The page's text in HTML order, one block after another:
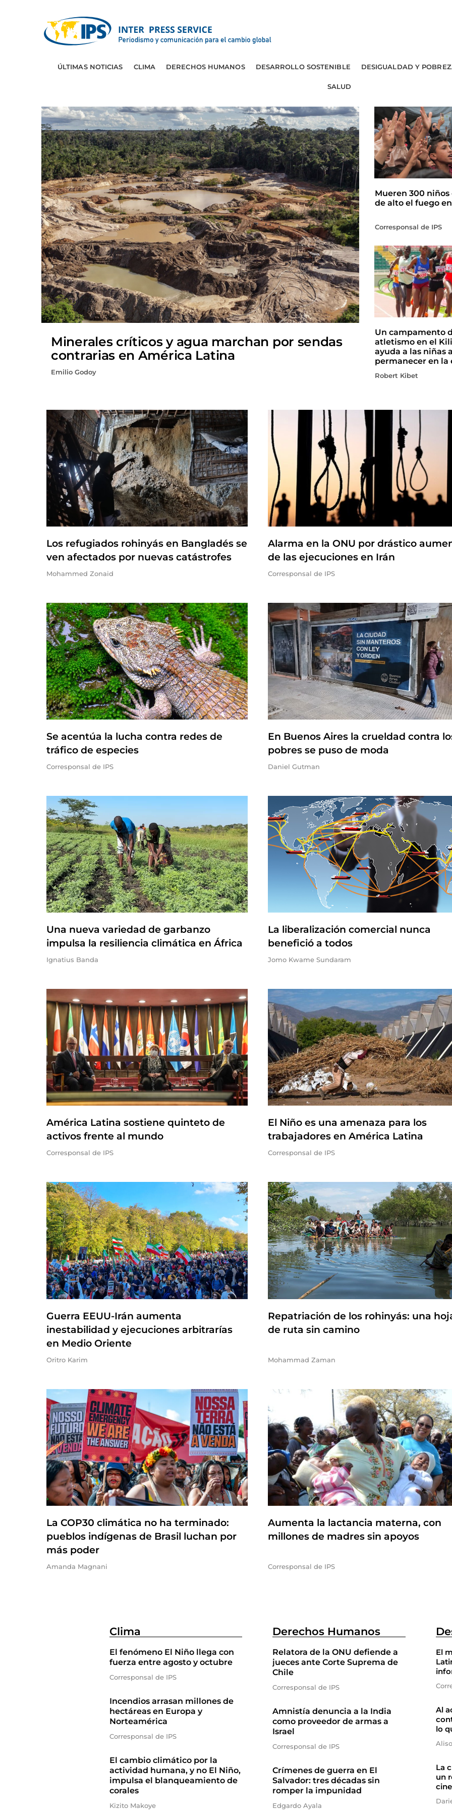
ÚLTIMAS NOTICIAS CLIMA DERECHOS HUMANOS DESARROLLO SOSTENIBLE DESIGUALDAD Y
SALUD
Minerales críticos y agua marchan por sendas
contrarias en América Latina
Emilio Godoy
Mueren 300 niños
de alto el fuego
Corresponsal de IPS
Un campamento
atletismo en el
ayuda a las niñas
permanecer en la
Robert Kibet
Los refugiados rohinyás en Bangladés se
ven afectados por nuevas catástrofes
Mohammed Zonaid
Alarma en la ONU por drástico
de las ejecuciones en Irán
Corresponsal de IPS
Se acentúa la lucha contra redes de
tráfico de especies
Corresponsal de IPS
En Buenos Aires la crueldad contra
pobres se puso de moda
Daniel Gutman
Una nueva variedad de garbanzo
impulsa la resiliencia climática en África
Ignatius Banda
La liberalización comercial nunca
benefició a todos
Jomo Kwame Sundaram
América Latina sostiene quinteto de
activos frente al mundo
Corresponsal de IPS
El Niño es una amenaza para los
trabajadores en América Latina
Corresponsal de IPS
Guerra EEUU-Irán aumenta
inestabilidad y ejecuciones arbitrarías
en Medio Oriente
Oritro Karim
Repatriación de los rohinyás: una
de ruta sin camino
Mohammad Zaman
La COP30 climática no ha terminado:
pueblos indígenas de Brasil luchan por
más poder
Amanda Magnani
Aumenta la lactancia materna, con
millones de madres sin apoyos
Corresponsal de IPS
Clima
El fenómeno El Niño llega con
fuerza entre agosto y octubre
Corresponsal de IPS
Incendios arrasan millones de
hectáreas en Europa y
Norteamérica
Corresponsal de IPS
El cambio climático por la
actividad humana, y no El Niño,
impulsa el blanqueamiento de
corales
Kizito Makoye
Derechos Humanos
Relatora de la ONU defiende a
jueces ante Corte Suprema de
Chile
Corresponsal de IPS
Amnistía denuncia a la India
como proveedor de armas a
Israel
Corresponsal de IPS
Crímenes de guerra en El
Salvador: tres décadas sin
romper la impunidad
Edgardo Ayala
El
Al
lo
La
un
cine